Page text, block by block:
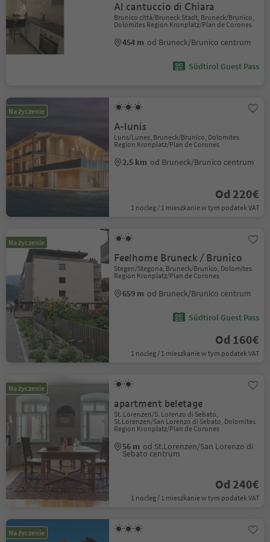
Al cantuccio di Chiara
Brunico città/Bruneck Stadt, Bruneck/Brunico,
Dolomites Region Kronplatz/Plan de Corones
454 m od Bruneck/Brunico centrum
Südtirol Guest Pass
Na życzenie
A-lunis
Luns/Lunes, Bruneck/Brunico, Dolomites
Region Kronplatz/Plan de Corones
2.5 km od Bruneck/Brunico centrum
Od 220€
1 nocleg / 1 mieszkanie w tym podatek VAT
Na życzenie
Feelhome Bruneck / Brunico
Stegen/Stegona, Bruneck/Brunico, Dolomites
Region Kronplatz/Plan de Corones
659 m od Bruneck/Brunico centrum
Südtirol Guest Pass
Od 160€
1 nocleg / 1 mieszkanie w tym podatek VAT
Na życzenie
apartment beletage
St. Lorenzen/S. Lorenzo di Sebato,
St.Lorenzen/San Lorenzo di Sebato, Dolomites
Region Kronplatz/Plan de Corones
56 m od St.Lorenzen/San Lorenzo di
Sebato centrum
Od 240€
1 nocleg / 1 mieszkanie w tym podatek VAT
Na życzenie